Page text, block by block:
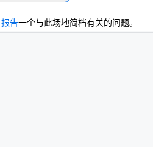
报告一个与此场地简档有关的问题。